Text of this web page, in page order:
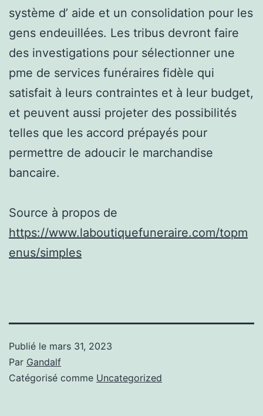
système d’ aide et un consolidation pour les
gens endeuillées. Les tribus devront faire
des investigations pour sélectionner une
pme de services funéraires fidèle qui
satisfait à leurs contraintes et à leur budget,
et peuvent aussi projeter des possibilités
telles que les accord prépayés pour
permettre de adoucir le marchandise
bancaire.
Source à propos de
https://www.laboutiquefuneraire.com/topm
enus/simples
Publié le mars 31, 2023
Par Gandalf
Catégorisé comme Uncategorized